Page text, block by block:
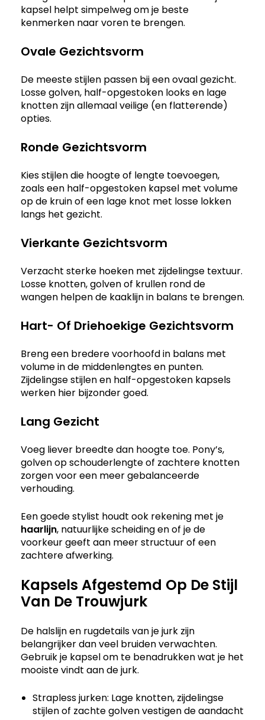
kapsel helpt simpelweg om je beste
kenmerken naar voren te brengen.
Ovale Gezichtsvorm
De meeste stijlen passen bij een ovaal gezicht.
Losse golven, half-opgestoken looks en lage
knotten zijn allemaal veilige (en flatterende)
opties.
Ronde Gezichtsvorm
Kies stijlen die hoogte of lengte toevoegen,
zoals een half-opgestoken kapsel met volume
op de kruin of een lage knot met losse lokken
langs het gezicht.
Vierkante Gezichtsvorm
Verzacht sterke hoeken met zijdelingse textuur.
Losse knotten, golven of krullen rond de
wangen helpen de kaaklijn in balans te brengen.
Hart- Of Driehoekige Gezichtsvorm
Breng een bredere voorhoofd in balans met
volume in de middenlengtes en punten.
Zijdelingse stijlen en half-opgestoken kapsels
werken hier bijzonder goed.
Lang Gezicht
Voeg liever breedte dan hoogte toe. Pony’s,
golven op schouderlengte of zachtere knotten
zorgen voor een meer gebalanceerde
verhouding.
Een goede stylist houdt ook rekening met je
haarlijn, natuurlijke scheiding en of je de
voorkeur geeft aan meer structuur of een
zachtere afwerking.
Kapsels Afgestemd Op De Stijl
Van De Trouwjurk
De halslijn en rugdetails van je jurk zijn
belangrijker dan veel bruiden verwachten.
Gebruik je kapsel om te benadrukken wat je het
mooiste vindt aan de jurk.
Strapless jurken: Lage knotten, zijdelingse
stijlen of zachte golven vestigen de aandacht